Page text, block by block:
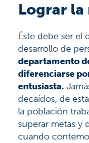
Lograr
Éste debe ser el
desarrollo de
departamento
diferenciarse
entusiasta.
decaídos, de
la población
superar metas y
cuando